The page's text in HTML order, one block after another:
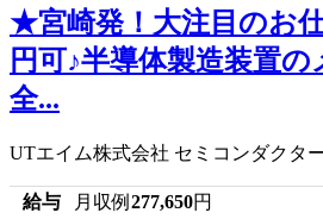
★宮崎発！大注目のお
円可♪半導体製造装置
全...
UTエイム株式会社 セミコンダクタ
給与 月収例 277,650円